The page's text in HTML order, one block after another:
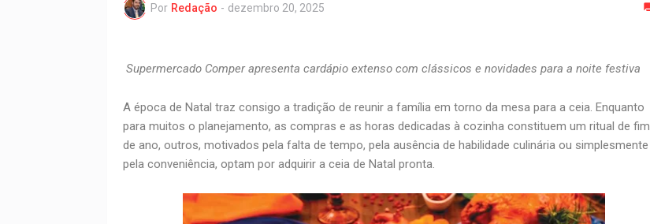
Por Redação - dezembro 20, 2025
Supermercado Comper apresenta cardápio extenso com clássicos e novidades para a noite festiva
A época de Natal traz consigo a tradição de reunir a família em torno da mesa para a ceia. Enquanto
para muitos o planejamento, as compras e as horas dedicadas à cozinha constituem um ritual de fim
de ano, outros, motivados pela falta de tempo, pela ausência de habilidade culinária ou simplesmente
pela conveniência, optam por adquirir a ceia de Natal pronta.